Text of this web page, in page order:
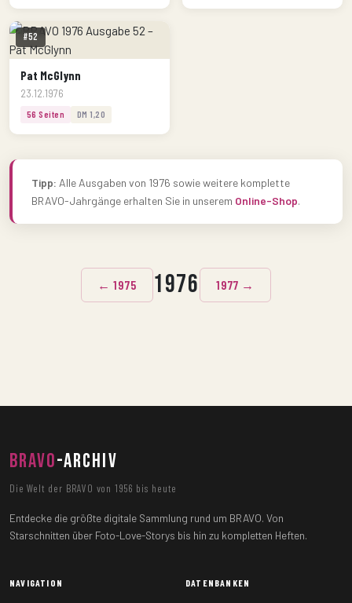
#52
Pat McGlynn
23.12.1976
56 Seiten DM 1,20
Tipp: Alle Ausgaben von 1976 sowie weitere komplette
BRAVO-Jahrgänge erhalten Sie in unserem Online-Shop.
← 1975 1976 1977 →
BRAVO-ARCHIV
Die Welt der BRAVO von 1956 bis heute
Entdecke die größte digitale Sammlung rund um BRAVO. Von
Starschnitten über Foto-Love-Storys bis hin zu kompletten Heften.
NAVIGATION DATENBANKEN